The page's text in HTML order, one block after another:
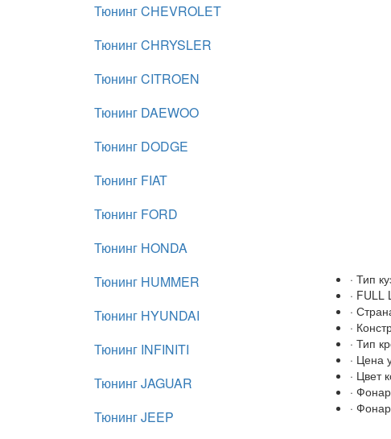
Тюнинг CHEVROLET
Тюнинг CHRYSLER
Тюнинг CITROEN
Тюнинг DAEWOO
Тюнинг DODGE
Тюнинг FIAT
Тюнинг FORD
Тюнинг HONDA
Тюнинг HUMMER
Тюнинг HYUNDAI
Тюнинг INFINITI
Тюнинг JAGUAR
Тюнинг JEEP
· Тип
· FULL
·
·
· Тип
· Цена
· Цвет
·
·